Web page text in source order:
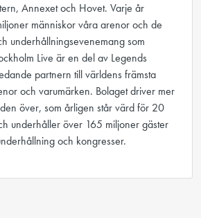
Annexet och Hovet. Varje år
människor våra arenor och de
underhållningsevenemang som
Live är en del av Legends
partnern till världens främsta
och varumärken. Bolaget driver mer
över, som årligen står värd för 20
underhåller över 165 miljoner gäster
och kongresser.